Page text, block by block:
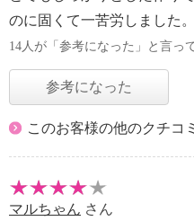
のに固くて一苦労しました
14人が「参考になった」と言っ
参考になった
このお客様の他のクチコ
マルちゃん さん